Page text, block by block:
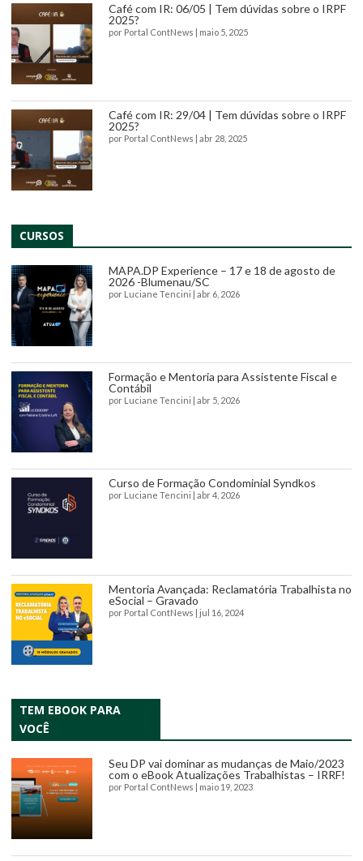
Café com IR: 06/05 | Tem dúvidas sobre o IRPF
2025?
por Portal ContNews | maio 5, 2025
Café com IR: 29/04 | Tem dúvidas sobre o IRPF
2025?
por Portal ContNews | abr 28, 2025
CURSOS
MAPA.DP Experience – 17 e 18 de agosto de
2026 -Blumenau/SC
por Luciane Tencini | abr 6, 2026
Formação e Mentoria para Assistente Fiscal e
Contábil
por Luciane Tencini | abr 5, 2026
Curso de Formação Condominial Syndkos
por Luciane Tencini | abr 4, 2026
Mentoria Avançada: Reclamatória Trabalhista no
eSocial – Gravado
por Portal ContNews | jul 16, 2024
TEM EBOOK PARA
VOCÊ
Seu DP vai dominar as mudanças de Maio/2023
com o eBook Atualizações Trabalhistas – IRRF!
por Portal ContNews | maio 19, 2023